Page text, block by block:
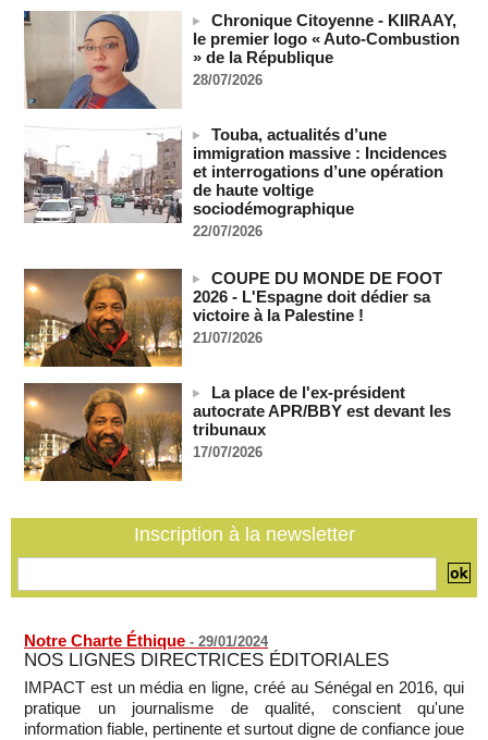
08/08/2026 -MOMO ALADJI
A Ceuta, les enfants migrants risquent d'être victimes de
maltraitance et d'exploitation, avertissent des ONG
07/08/2026 -
Les Bourses mondiales touchent des sommets après
l'emploi américain
07/08/2026
"Construction de la Grande Côte D'ivoire" : Le Président
Alassane Ouattara appelle à la contribution de toutes les forces
Polémique à l’Assemblée nationale : Yaël Braun-Pivet se dit
"dépassée" par les critiques concernant le nouveau pavillon
07/08/2026 -
Depuis le « cessez-le-feu » à Gaza, les forces israéliennes
07/08/2026 -
Guinée-Bissau - Première visite de la médiation sénégalaise
après le sommet de la Cedeao
07/08/2026 -
mois après son départ du pouvoir
rupture diplomatique » entre les 2 pays
Chronique Citoyenne - KIIRAAY,
le premier logo « Auto-Combustion
» de la République
28/07/2026
Touba, actualités d’une
immigration massive : Incidences
et interrogations d’une opération
de haute voltige
sociodémographique
22/07/2026
COUPE DU MONDE DE FOOT
2026 - L'Espagne doit dédier sa
victoire à la Palestine !
21/07/2026
La place de l'ex-président
autocrate APR/BBY est devant les
tribunaux
17/07/2026
Inscription à la newsletter
Notre Charte Éthique - 29/01/2024
NOS LIGNES DIRECTRICES ÉDITORIALES
IMPACT est un média en ligne, créé au Sénégal en 2016, qui
pratique un journalisme de qualité, conscient qu'une
information fiable, pertinente et surtout digne de confiance joue